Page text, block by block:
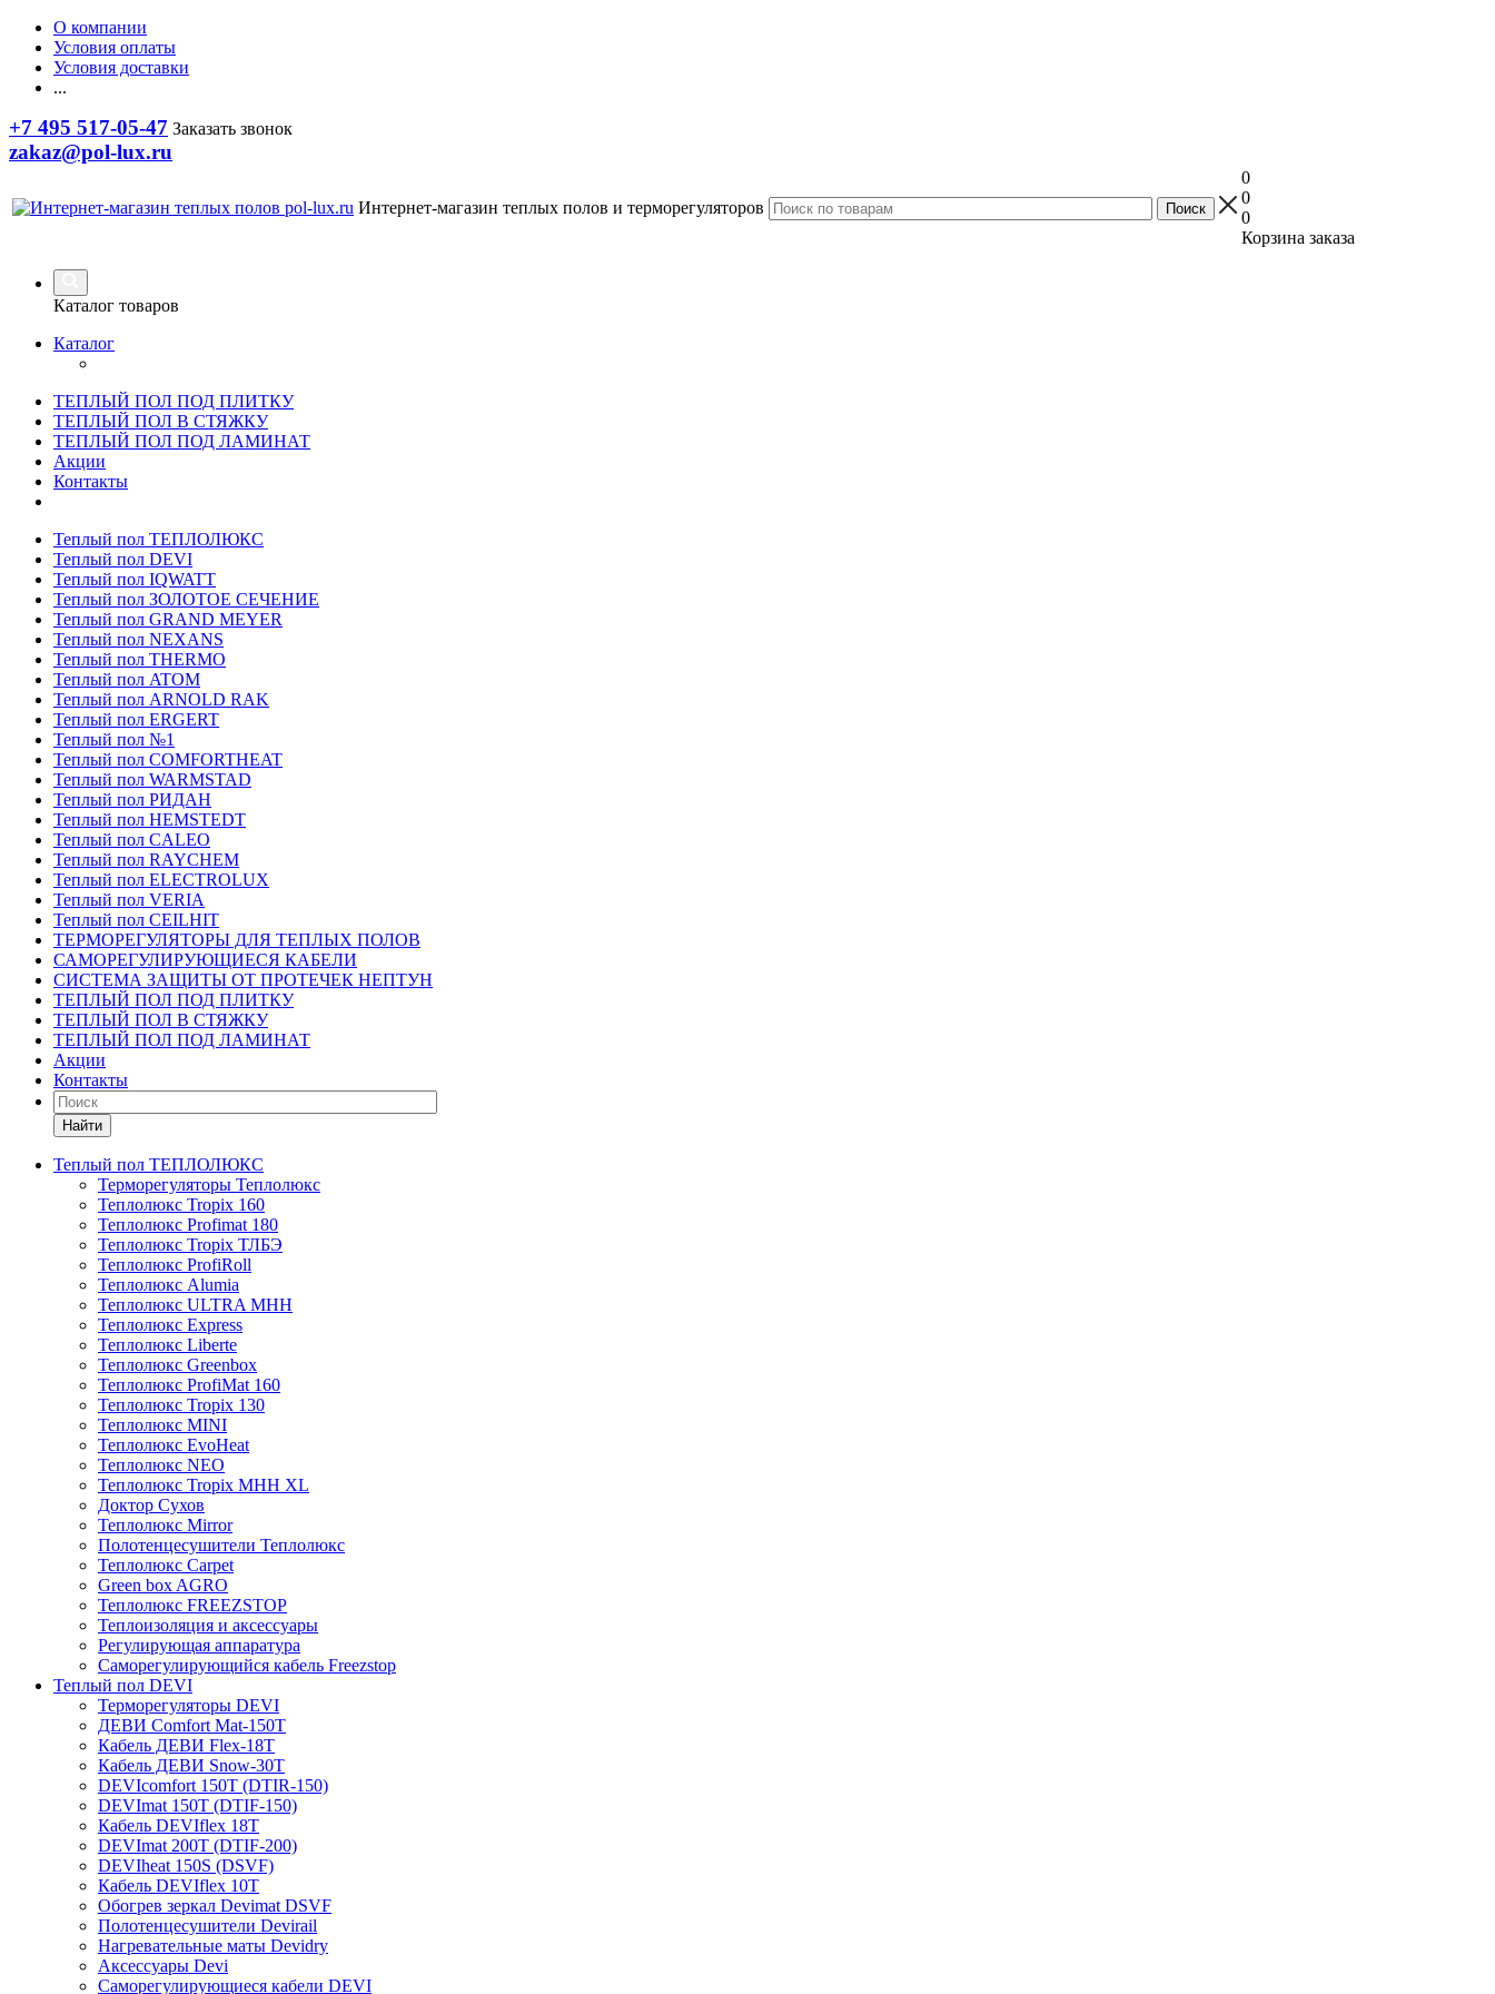
О компании
Условия оплаты
Условия доставки
...
+7 495 517-05-47 Заказать звонок
zakaz@pol-lux.ru
Интернет-магазин теплых полов и терморегуляторов
0
0
0
Корзина заказа
Каталог товаров
Каталог
ТЕПЛЫЙ ПОЛ ПОД ПЛИТКУ
ТЕПЛЫЙ ПОЛ В СТЯЖКУ
ТЕПЛЫЙ ПОЛ ПОД ЛАМИНАТ
Акции
Контакты
Теплый пол ТЕПЛОЛЮКС
Теплый пол DEVI
Теплый пол IQWATT
Теплый пол ЗОЛОТОЕ СЕЧЕНИЕ
Теплый пол GRAND MEYER
Теплый пол NEXANS
Теплый пол THERMO
Теплый пол ATOM
Теплый пол ARNOLD RAK
Теплый пол ERGERT
Теплый пол №1
Теплый пол COMFORTHEAT
Теплый пол WARMSTAD
Теплый пол РИДАН
Теплый пол HEMSTEDT
Теплый пол CALEO
Теплый пол RAYCHEM
Теплый пол ELECTROLUX
Теплый пол VERIA
Теплый пол CEILHIT
ТЕРМОРЕГУЛЯТОРЫ ДЛЯ ТЕПЛЫХ ПОЛОВ
САМОРЕГУЛИРУЮЩИЕСЯ КАБЕЛИ
СИСТЕМА ЗАЩИТЫ ОТ ПРОТЕЧЕК НЕПТУН
ТЕПЛЫЙ ПОЛ ПОД ПЛИТКУ
ТЕПЛЫЙ ПОЛ В СТЯЖКУ
ТЕПЛЫЙ ПОЛ ПОД ЛАМИНАТ
Акции
Контакты
Найти
Теплый пол ТЕПЛОЛЮКС
Терморегуляторы Теплолюкс
Теплолюкс Tropix 160
Теплолюкс Profimat 180
Теплолюкс Tropix ТЛБЭ
Теплолюкс ProfiRoll
Теплолюкс Alumia
Теплолюкс ULTRA МНН
Теплолюкс Express
Теплолюкс Liberte
Теплолюкс Greenbox
Теплолюкс ProfiMat 160
Теплолюкс Tropix 130
Теплолюкс MINI
Теплолюкс EvoHeat
Теплолюкс NEO
Теплолюкс Tropix МНН XL
Доктор Сухов
Теплолюкс Mirror
Полотенцесушители Теплолюкс
Теплолюкс Carpet
Green box AGRO
Теплолюкс FREEZSTOP
Теплоизоляция и аксессуары
Регулирующая аппаратура
Cаморегулирующийся кабель Freezstop
Теплый пол DEVI
Терморегуляторы DEVI
ДЕВИ Comfort Mat-150T
Кабель ДЕВИ Flex-18T
Кабель ДЕВИ Snow-30T
DEVIcomfort 150T (DTIR-150)
DEVImat 150T (DTIF-150)
Кабель DEVIflex 18T
DEVImat 200T (DTIF-200)
DEVIheat 150S (DSVF)
Кабель DEVIflex 10T
Обогрев зеркал Devimat DSVF
Полотенцесушители Devirail
Нагревательные маты Devidry
Аксессуары Devi
Саморегулирующиеся кабели DEVI